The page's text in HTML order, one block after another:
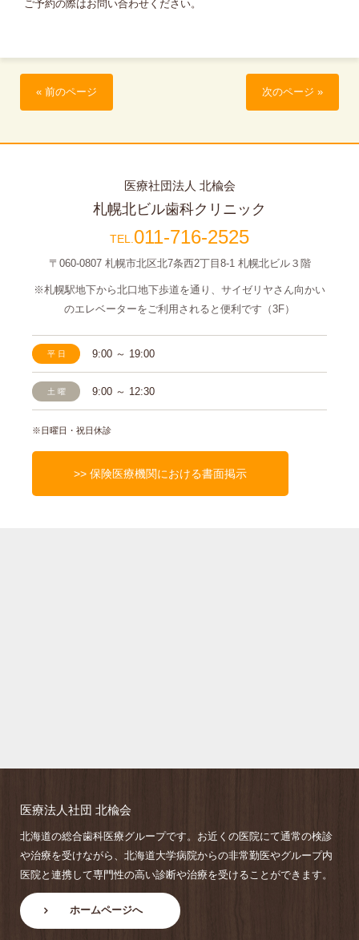
ご予約の際はお問い合わせください。
« 前のページ 次のページ »
医療社団法人 北楡会
札幌北ビル歯科クリニック
011-716-2525
〒060-0807 札幌市北区北7条西2丁目8-1 札幌北ビル３階
※札幌駅地下から北口地下歩道を通り、サイゼリヤさん向かい
のエレベーターをご利用されると便利です（3F）
平日 9:00 ～ 19:00
土曜 9:00 ～ 12:30
※日曜日・祝日休診
>> 保険医療機関における書面掲示
医療法人社団 北楡会
北海道の総合歯科医療グループです。お近くの医院にて通常の検診
や治療を受けながら、北海道大学病院からの非常勤医やグループ内
医院と連携して専門性の高い診断や治療を受けることができます。
ホームページへ